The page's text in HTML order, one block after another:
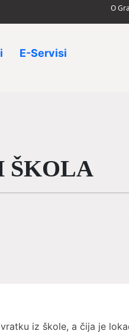
O
E-Servisi
ŠKOLA
iz škole, a čija je